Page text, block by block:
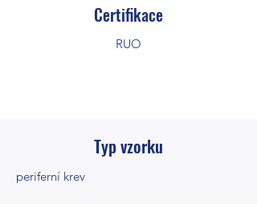
Certifikace
RUO
Typ vzorku
periferní krev